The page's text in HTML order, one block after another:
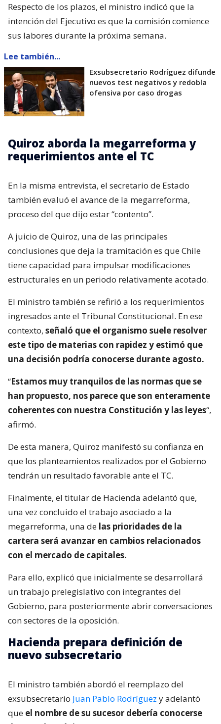
Respecto de los plazos, el ministro indicó que la
intención del Ejecutivo es que la comisión comience
sus labores durante la próxima semana.
Lee también...
Exsubsecretario Rodríguez difunde
nuevos test negativos y redobla
ofensiva por caso drogas
Quiroz aborda la megarreforma y
requerimientos ante el TC
En la misma entrevista, el secretario de Estado
también evaluó el avance de la megarreforma,
proceso del que dijo estar “contento”.
A juicio de Quiroz, una de las principales
conclusiones que deja la tramitación es que Chile
tiene capacidad para impulsar modificaciones
estructurales en un periodo relativamente acotado.
El ministro también se refirió a los requerimientos
ingresados ante el Tribunal Constitucional. En ese
contexto, señaló que el organismo suele resolver
este tipo de materias con rapidez y estimó que
una decisión podría conocerse durante agosto.
“Estamos muy tranquilos de las normas que se
han propuesto, nos parece que son enteramente
coherentes con nuestra Constitución y las leyes“,
afirmó.
De esta manera, Quiroz manifestó su confianza en
que los planteamientos realizados por el Gobierno
tendrán un resultado favorable ante el TC.
Finalmente, el titular de Hacienda adelantó que,
una vez concluido el trabajo asociado a la
megarreforma, una de las prioridades de la
cartera será avanzar en cambios relacionados
con el mercado de capitales.
Para ello, explicó que inicialmente se desarrollará
un trabajo prelegislativo con integrantes del
Gobierno, para posteriormente abrir conversaciones
con sectores de la oposición.
Hacienda prepara definición de
nuevo subsecretario
El ministro también abordó el reemplazo del
exsubsecretario Juan Pablo Rodríguez y adelantó
que el nombre de su sucesor debería conocerse